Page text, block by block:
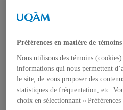
All publications
About our publications
News
Accessibility
Contact
Mandate
History
Staff
Project Proposals
Préférences en matière de témoins
Nous utilisons des témoins
informations qui nous permettent
le site, de vous proposer des
statistiques de fréquentation, etc.
choix en sélectionnant « Préférences